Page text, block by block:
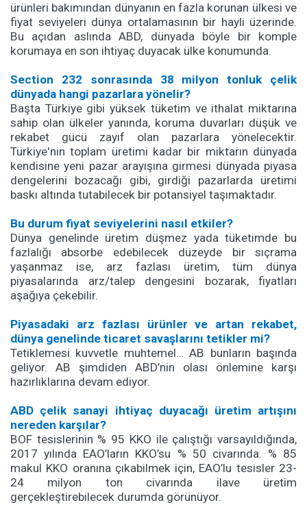
ürünleri bakımından dünyanın en fazla korunan ülkesi ve
fiyat seviyeleri dünya ortalamasının bir hayli üzerinde.
Bu açıdan aslında ABD, dünyada böyle bir komple
korumaya en son ihtiyaç duyacak ülke konumunda.
Section 232 sonrasında 38 milyon tonluk çelik
dünyada hangi pazarlara yönelir?
Başta Türkiye gibi yüksek tüketim ve ithalat miktarına
sahip olan ülkeler yanında, koruma duvarları düşük ve
rekabet gücü zayıf olan pazarlara yönelecektir.
Türkiye'nin toplam üretimi kadar bir miktarın dünyada
kendisine yeni pazar arayışına girmesi dünyada piyasa
dengelerini bozacağı gibi, girdiği pazarlarda üretimi
baskı altında tutabilecek bir potansiyel taşımaktadır.
Bu durum fiyat seviyelerini nasıl etkiler?
Dünya genelinde üretim düşmez yada tüketimde bu
fazlalığı absorbe edebilecek düzeyde bir sıçrama
yaşanmaz ise, arz fazlası üretim, tüm dünya
piyasalarında arz/talep dengesini bozarak, fiyatları
aşağıya çekebilir.
Piyasadaki arz fazlası ürünler ve artan rekabet,
dünya genelinde ticaret savaşlarını tetikler mi?
Tetiklemesi kuvvetle muhtemel… AB bunların başında
geliyor. AB şimdiden ABD’nin olası önlemine karşı
hazırlıklarına devam ediyor.
ABD çelik sanayi ihtiyaç duyacağı üretim artışını
nereden karşılar?
BOF tesislerinin % 95 KKO ile çalıştığı varsayıldığında,
2017 yılında EAO’ların KKO’su % 50 civarında. % 85
makul KKO oranına çıkabilmek için, EAO’lu tesisler 23-
24 milyon ton civarında ilave üretim
gerçekleştirebilecek durumda görünüyor.